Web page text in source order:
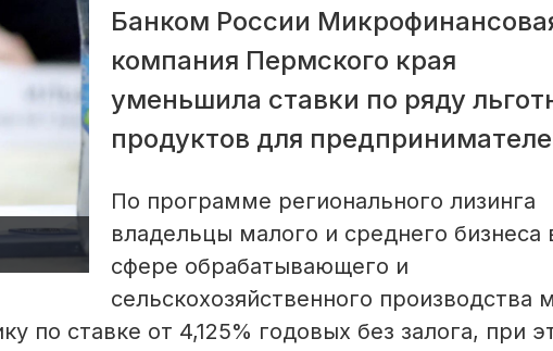
Банком России
компания Пермского края
уменьшила ставки по ряду
продуктов для
По программе регионального лизинга
владельцы малого и среднего бизнеса
сфере обрабатывающего и
сельскохозяйственного производства
по ставке от 4,125% годовых без залога, при